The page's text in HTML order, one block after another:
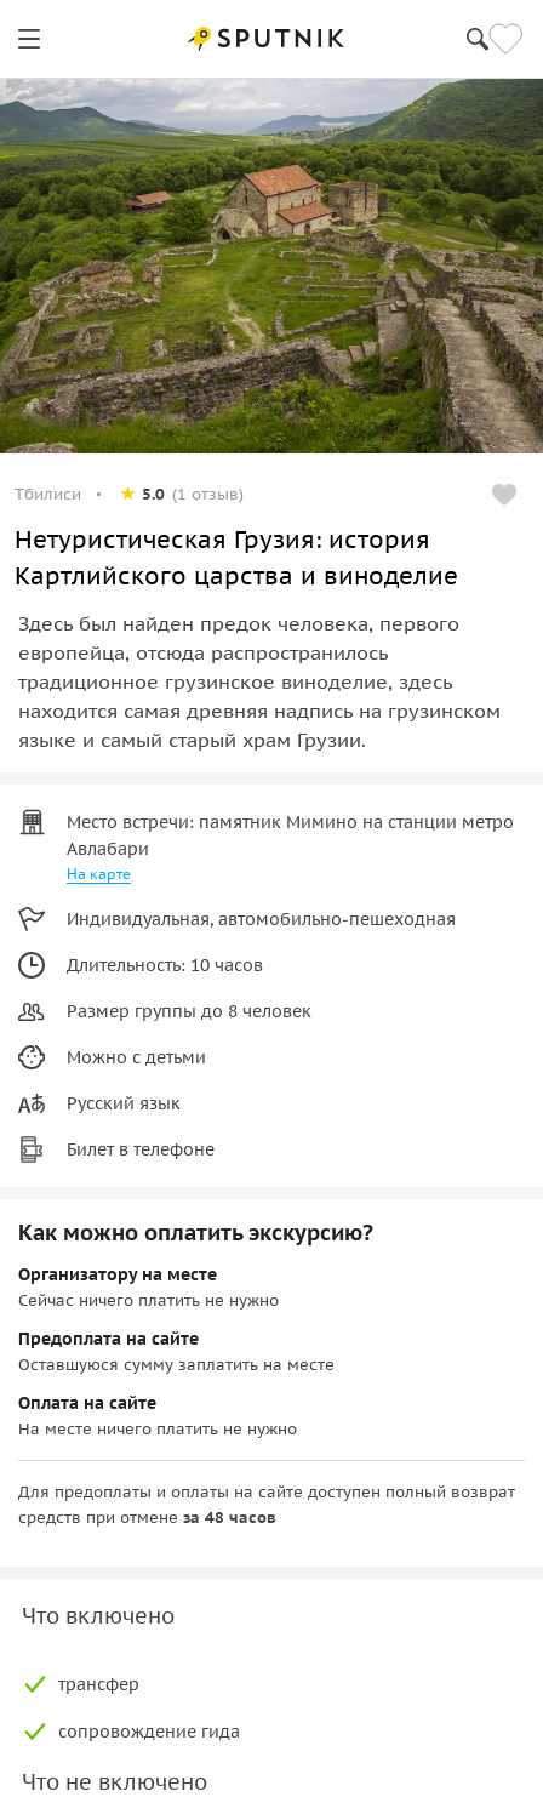
Тбилиси 5.0 (1 отзыв)
Нетуристическая Грузия: история
Картлийского царства и виноделие
Здесь был найден предок человека, первого
европейца, отсюда распространилось
традиционное грузинское виноделие, здесь
находится самая древняя надпись на грузинском
языке и самый старый храм Грузии.
Место встречи: памятник Мимино на станции метро
Авлабари
На карте
Индивидуальная, автомобильно-пешеходная
Длительность: 10 часов
Размер группы до 8 человек
Можно с детьми
Русский язык
Билет в телефоне
Как можно оплатить экскурсию?
Организатору на месте
Сейчас ничего платить не нужно
Предоплата на сайте
Оставшуюся сумму заплатить на месте
Оплата на сайте
На месте ничего платить не нужно
Для предоплаты и оплаты на сайте доступен полный возврат
средств при отмене за 48 часов
Что включено
трансфер
сопровождение гида
Что не включено